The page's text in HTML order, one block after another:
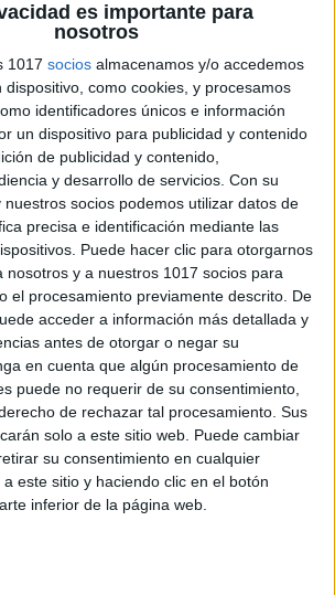
es importante para
nosotros
1017 socios almacenamos y/o accedemos
como cookies, y procesamos
identificadores únicos e información
un dispositivo para publicidad y contenido
de publicidad y contenido,
y desarrollo de servicios. Con su
nuestros socios podemos utilizar datos de
precisa e identificación mediante las
Puede hacer clic para otorgarnos
nosotros y a nuestros 1017 socios para
el procesamiento previamente descrito. De
acceder a información más detallada y
antes de otorgar o negar su
en cuenta que algún procesamiento de
puede no requerir de su consentimiento,
de rechazar tal procesamiento. Sus
solo a este sitio web. Puede cambiar
su consentimiento en cualquier
este sitio y haciendo clic en el botón
inferior de la página web.